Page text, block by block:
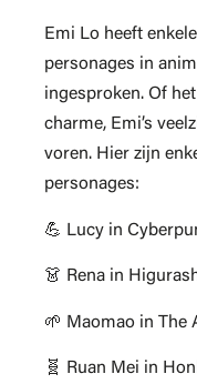
Emi Lo heeft
personages in
ingesproken. Of
charme, Emi’s
voren. Hier zijn
personages:
💪 Lucy in
👗 Rena in
🌱 Maomao in The
🧬 Ruan Mei in